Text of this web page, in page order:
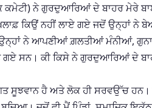
ਨੇ ਗੁਰਦੁਆਰਿਆਂ ਦੇ ਬਾਹਰ ਮੇਰੇ
ਕਿਉਂ ਨਹੀਂ ਲਾਏ ਗਏ ਜਦੋਂ ਉਨ੍ਹਾਂ ਨੇ
ਨੇ ਆਪਣੀਆਂ ਗ਼ਲਤੀਆਂ ਮੰਨੀਆਂ,
ਗਏ ਸਨ। ਕੀ ਕਿਸੇ ਨੇ ਗੁਰਦੁਆਰਿਆਂ ਦੇ
ਸੂਝਵਾਨ ਹੈ ਅਤੇ ਲੋਕ ਹੀ ਸਰਵਉੱਚ